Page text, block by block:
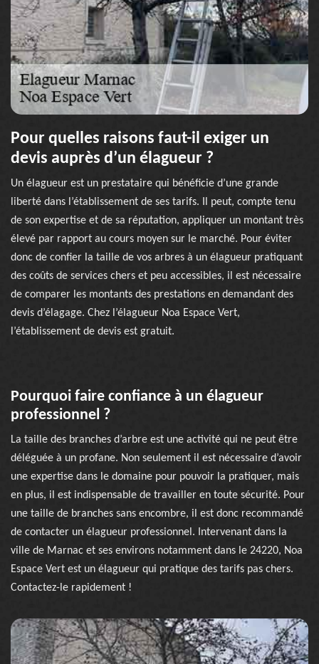
Pour quelles raisons faut-il exiger un
devis auprès d’un élagueur ?
Un élagueur est un prestataire qui bénéficie d’une grande
liberté dans l’établissement de ses tarifs. Il peut, compte tenu
de son expertise et de sa réputation, appliquer un montant très
élevé par rapport au cours moyen sur le marché. Pour éviter
donc de confier la taille de vos arbres à un élagueur pratiquant
des coûts de services chers et peu accessibles, il est nécessaire
de comparer les montants des prestations en demandant des
devis d’élagage. Chez l’élagueur Noa Espace Vert,
l’établissement de devis est gratuit.
Pourquoi faire confiance à un élagueur
professionnel ?
La taille des branches d’arbre est une activité qui ne peut être
déléguée à un profane. Non seulement il est nécessaire d’avoir
une expertise dans le domaine pour pouvoir la pratiquer, mais
en plus, il est indispensable de travailler en toute sécurité. Pour
une taille de branches sans encombre, il est donc recommandé
de contacter un élagueur professionnel. Intervenant dans la
ville de Marnac et ses environs notamment dans le 24220, Noa
Espace Vert est un élagueur qui pratique des tarifs pas chers.
Contactez-le rapidement !